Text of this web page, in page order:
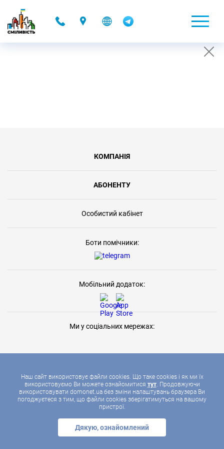
Наш сайт використовує файли cookies. Що таке cookies і як ми їх
використовуємо Ви можете ознайомитися тут. Продовжуючи
використовувати domonet.ua без зміни налаштувань браузера Ви
погоджуєтеся з тим, що файли cookies зберігатимуться на вашому
пристрої.
Дякую, ознайомлений
КОМПАНІЯ
АБОНЕНТУ
Особистий кабінет
Боти помічники:
Мобільний додаток:
Ми у соціальних мережах:
2026 © ДОМОНЕТ, УСІ ПРАВА ЗАХИЩЕНІ